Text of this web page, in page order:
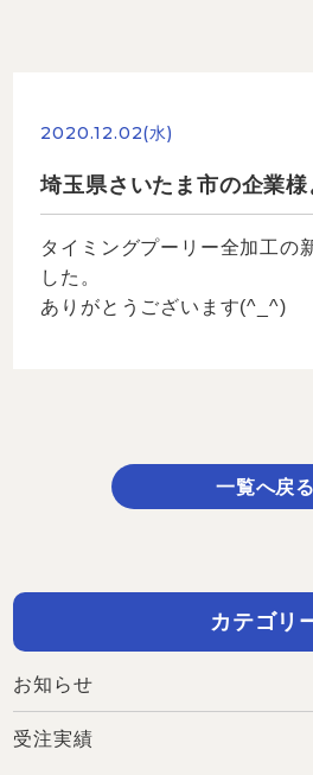
2020.12.02(水)
埼玉県さいたま市の企業様
タイミングプーリー全加工の
した。
ありがとうございます(^_^)
一覧へ戻る
カテゴリ
お知らせ
受注実績